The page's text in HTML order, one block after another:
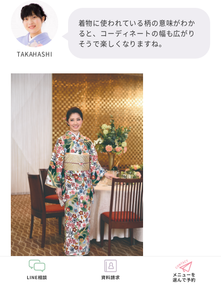
TAKAHASHI
着物に使われている柄の意味がわか
ると、コーディネートの幅も広がり
そうで楽しくなりますね。